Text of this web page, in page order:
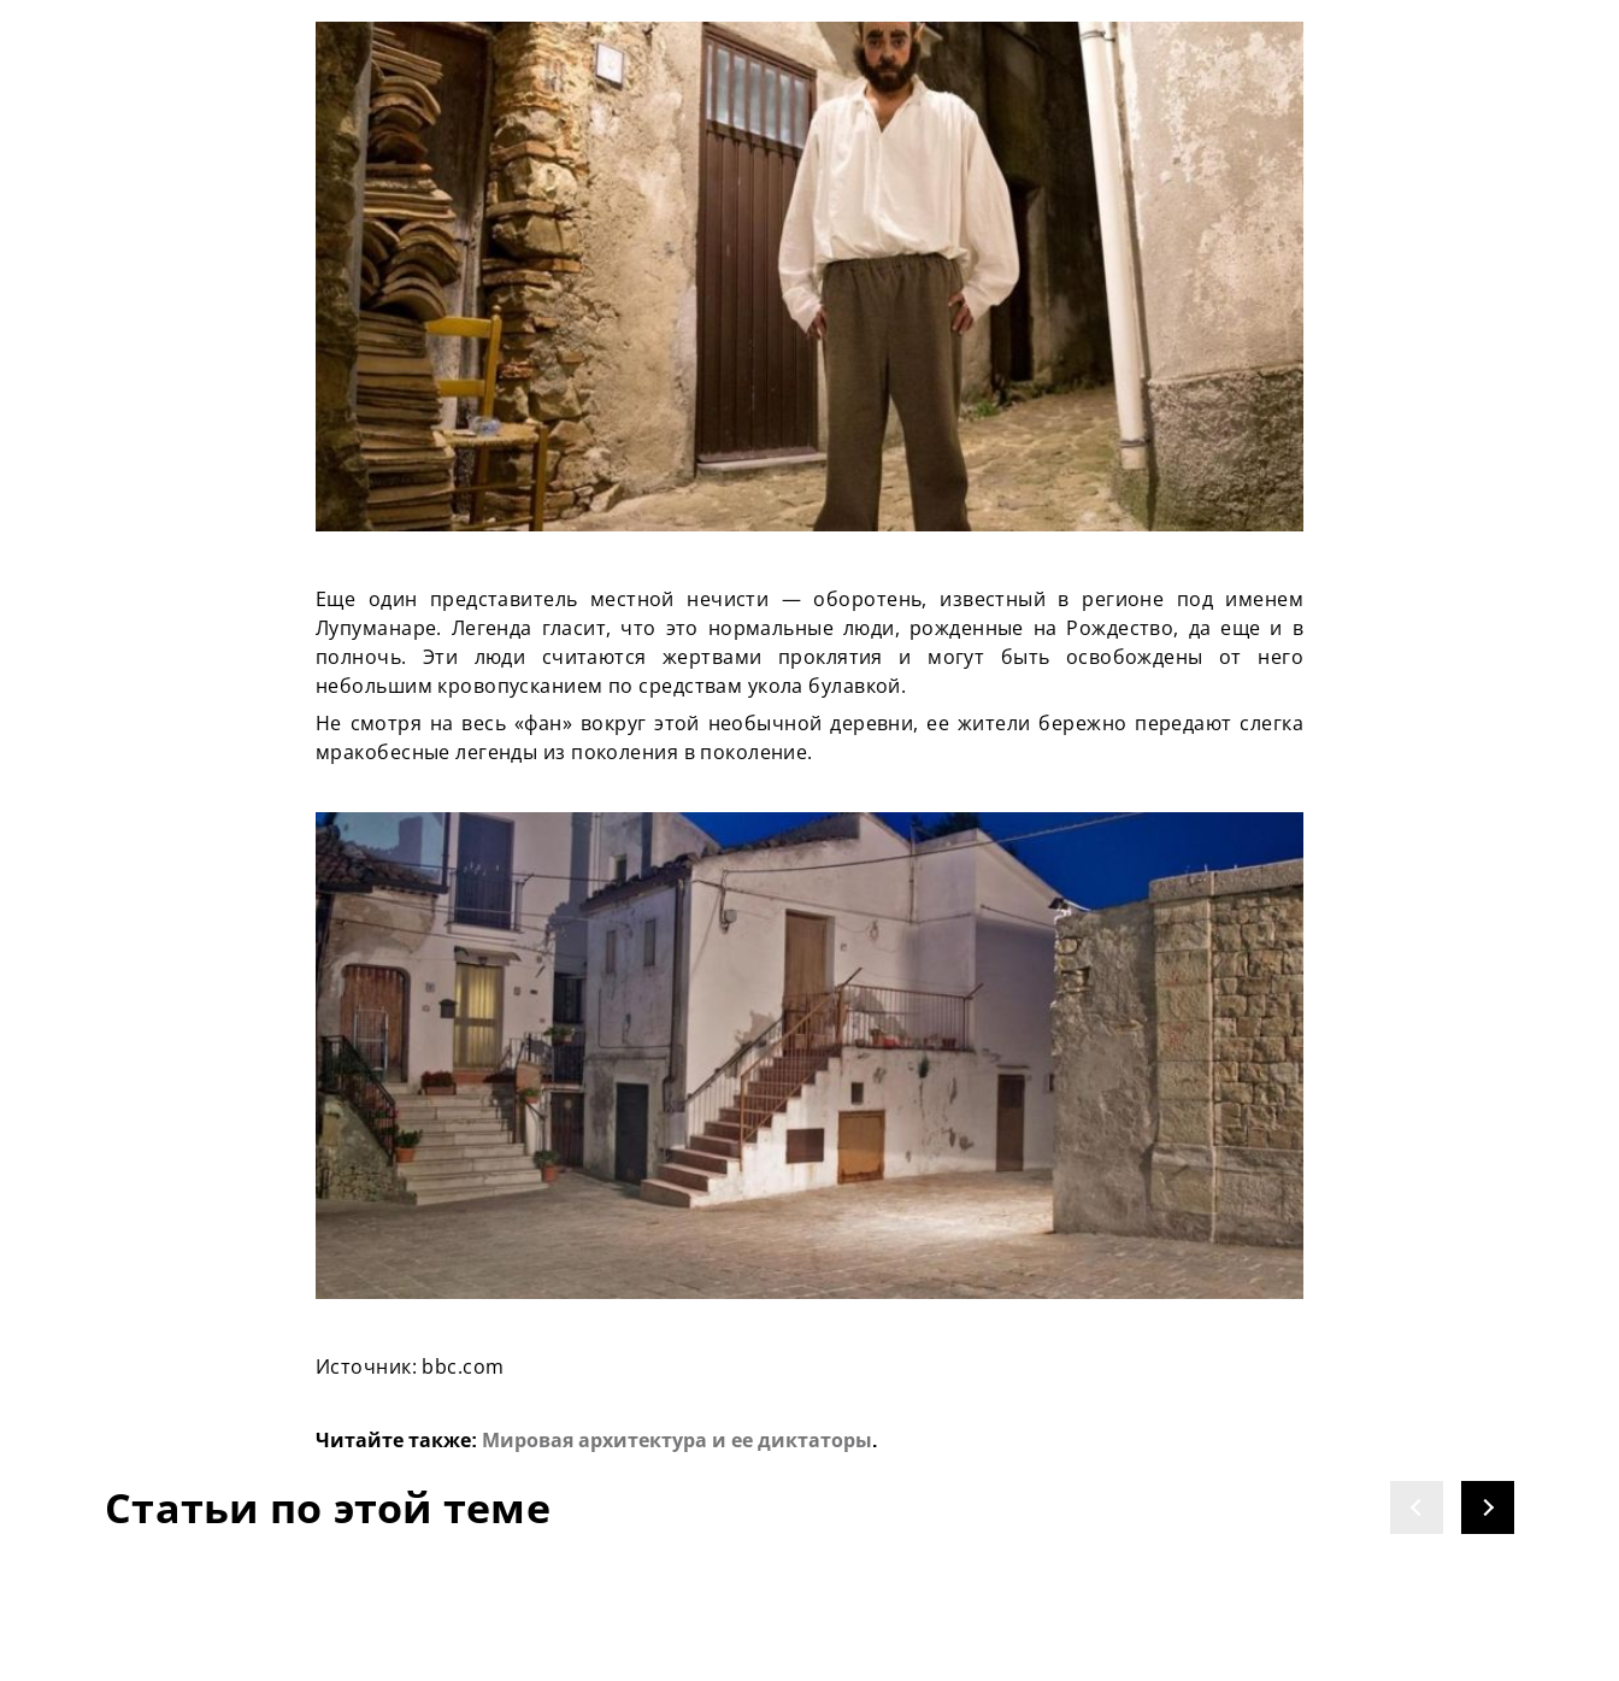
Еще один представитель местной нечисти — оборотень, известный в регионе под именем
Лупуманаре. Легенда гласит, что это нормальные люди, рожденные на Рождество, да еще и в
полночь. Эти люди считаются жертвами проклятия и могут быть освобождены от него
небольшим кровопусканием по средствам укола булавкой.
Не смотря на весь «фан» вокруг этой необычной деревни, ее жители бережно передают слегка
мракобесные легенды из поколения в поколение.
Источник: bbc.com
Читайте также: Мировая архитектура и ее диктаторы.
Статьи по этой теме